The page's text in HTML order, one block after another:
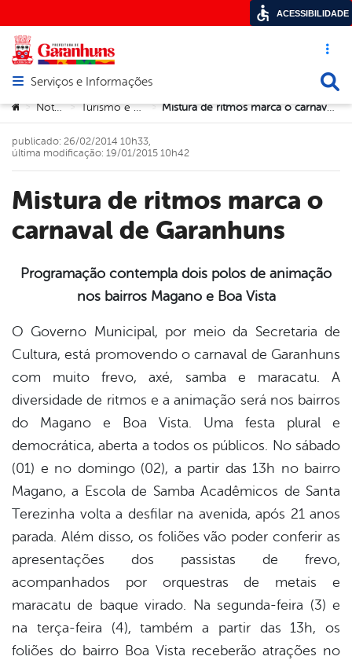
Acesso
Abrir menu principal de navegação
Serviços e Informações
Você está aqui:
> Notícias > Turismo e Cultura > Mistura de ritmos marca o carnaval de Garanhuns
Mistura de ritmos marca o
carnaval de Garanhuns
publicado: 26/02/2014 10h33,
última modificação: 19/01/2015 10h42
Programação contempla dois polos de animação
nos bairros Magano e Boa Vista
O Governo Municipal, por meio da Secretaria de
Cultura, está promovendo o carnaval de Garanhuns
com muito frevo, axé, samba e maracatu. A
diversidade de ritmos e a animação será nos bairros
do Magano e Boa Vista. Uma festa plural e
democrática, aberta a todos os públicos. No sábado
(01) e no domingo (02), a partir das 13h no bairro
Magano, a Escola de Samba Acadêmicos de Santa
Terezinha volta a desfilar na avenida, após 21 anos
parada. Além disso, os foliões vão poder conferir as
apresentações dos passistas de frevo,
acompanhados por orquestras de metais e
maracatu de baque virado. Na segunda-feira (3) e
na terça-feira (4), também a partir das 13h, os
foliões do bairro Boa Vista receberão atrações no
ACESSIBILIDADE